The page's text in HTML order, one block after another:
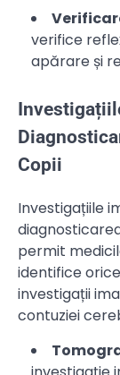
verifice
apărare și
Copii
Investigațiile
permit
identifice
investigații
contuziei